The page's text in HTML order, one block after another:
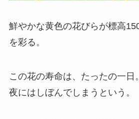
鮮やかな黄色の花びらが標高
を彩る。
この花の寿命は、たったの一日
夜にはしぼんでしまうという。